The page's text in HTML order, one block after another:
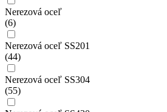
Nerezová oceľ
(6)
Nerezová oceľ SS201
(44)
Nerezová oceľ SS304
(55)